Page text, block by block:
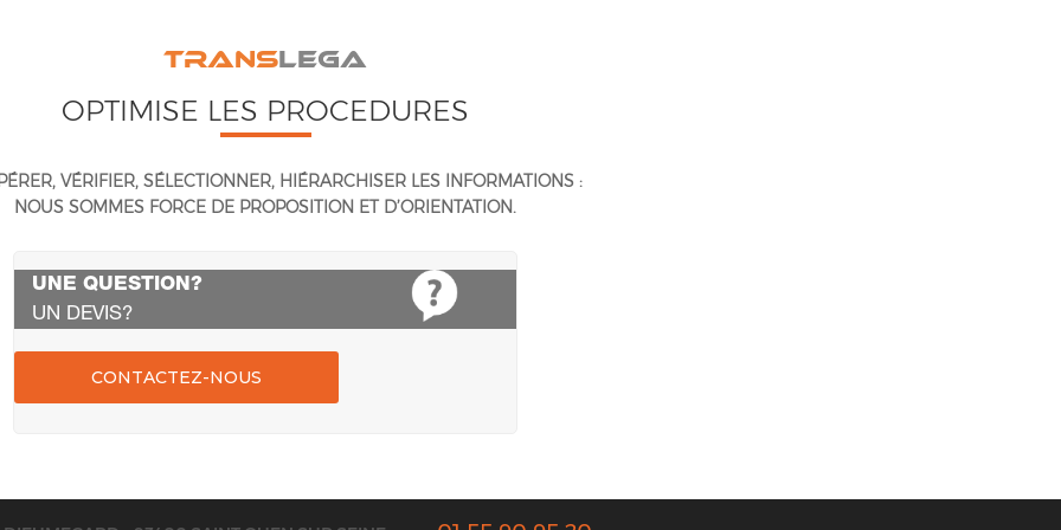
TRANSLEGA
OPTIMISE LES PROCEDURES
VÉRIFIER, SÉLECTIONNER, HIÉRARCHISER LES INFORMATIONS :
NOUS SOMMES FORCE DE PROPOSITION ET D’ORIENTATION.
UNE QUESTION?
UN DEVIS?
CONTACTEZ-NOUS